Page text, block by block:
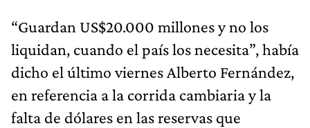
“Guardan US$20.000 millones y no los
liquidan, cuando el país los necesita”, había
dicho el último viernes Alberto Fernández,
en referencia a la corrida cambiaria y la
falta de dólares en las reservas que